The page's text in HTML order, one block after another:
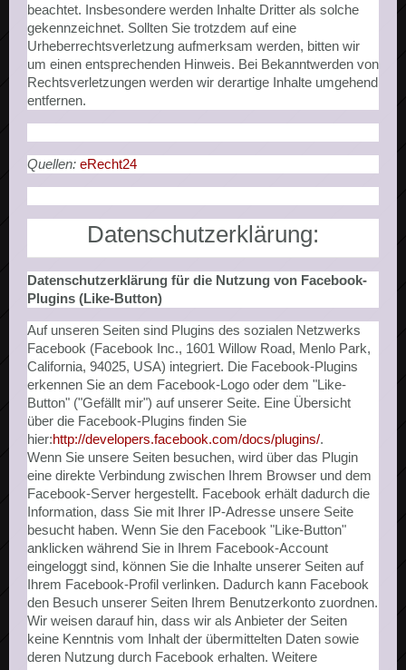
beachtet. Insbesondere werden Inhalte Dritter als solche
gekennzeichnet. Sollten Sie trotzdem auf eine
Urheberrechtsverletzung aufmerksam werden, bitten wir
um einen entsprechenden Hinweis. Bei Bekanntwerden von
Rechtsverletzungen werden wir derartige Inhalte umgehend
entfernen.
Quellen: eRecht24
Datenschutzerklärung:
Datenschutzerklärung für die Nutzung von Facebook-
Plugins (Like-Button)
Auf unseren Seiten sind Plugins des sozialen Netzwerks
Facebook (Facebook Inc., 1601 Willow Road, Menlo Park,
California, 94025, USA) integriert. Die Facebook-Plugins
erkennen Sie an dem Facebook-Logo oder dem "Like-
Button" ("Gefällt mir") auf unserer Seite. Eine Übersicht
über die Facebook-Plugins finden Sie
hier:http://developers.facebook.com/docs/plugins/.
Wenn Sie unsere Seiten besuchen, wird über das Plugin
eine direkte Verbindung zwischen Ihrem Browser und dem
Facebook-Server hergestellt. Facebook erhält dadurch die
Information, dass Sie mit Ihrer IP-Adresse unsere Seite
besucht haben. Wenn Sie den Facebook "Like-Button"
anklicken während Sie in Ihrem Facebook-Account
eingeloggt sind, können Sie die Inhalte unserer Seiten auf
Ihrem Facebook-Profil verlinken. Dadurch kann Facebook
den Besuch unserer Seiten Ihrem Benutzerkonto zuordnen.
Wir weisen darauf hin, dass wir als Anbieter der Seiten
keine Kenntnis vom Inhalt der übermittelten Daten sowie
deren Nutzung durch Facebook erhalten. Weitere